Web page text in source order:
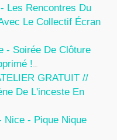
Les Rencontres Du
Le Collectif Écran
- Soirée De Clôture
!
GRATUIT //
De L'inceste En
Nice - Pique Nique